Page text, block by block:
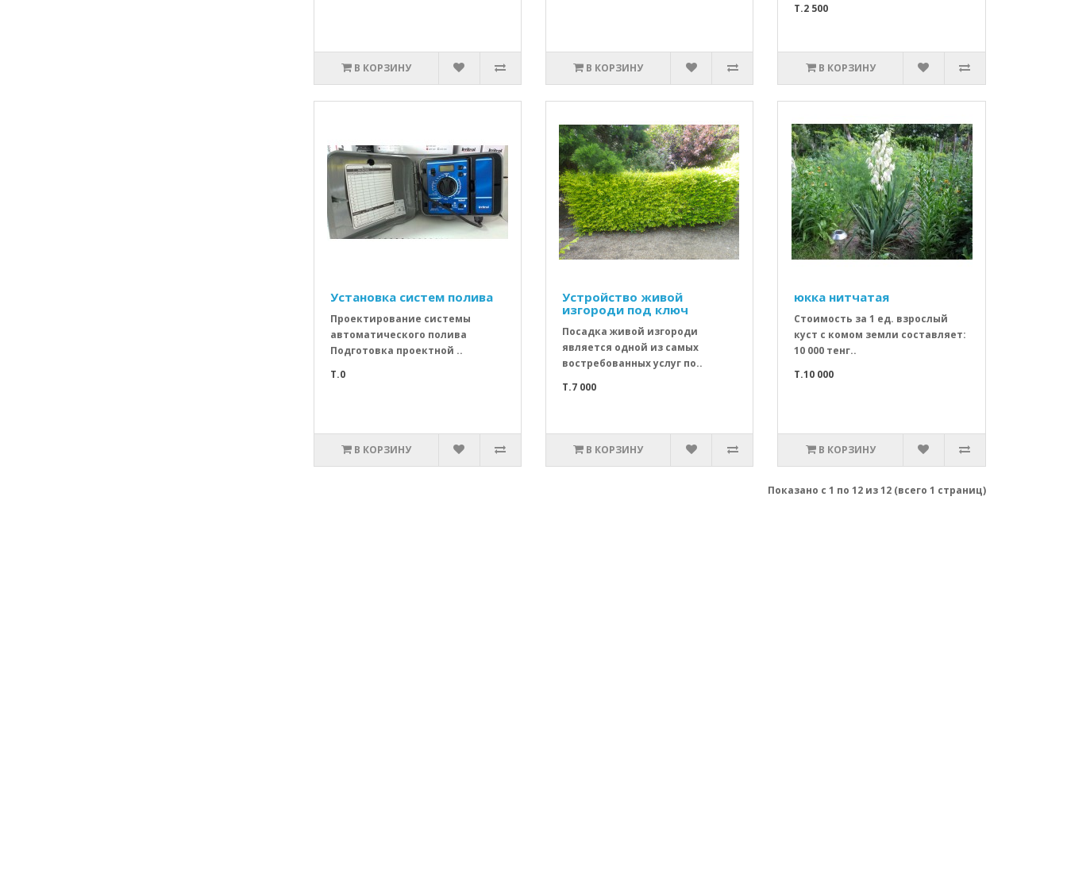
В КОРЗИНУ В КОРЗИНУ
T.2 500
В КОРЗИНУ
Установка систем полива
Проектирование системы
автоматического полива
Подготовка проектной ..
T.0
В КОРЗИНУ
Устройство живой
изгороди под ключ
Посадка живой изгороди
является одной из самых
востребованных услуг по..
T.7 000
В КОРЗИНУ
юкка нитчатая
Стоимость за 1 ед. взрослый
куст с комом земли составляет:
10 000 тенг..
T.10 000
В КОРЗИНУ
Показано с 1 по 12 из 12 (всего 1 страниц)